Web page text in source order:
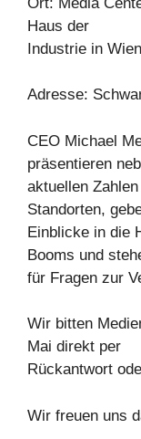
Haus der
Industrie in Wien
Adresse:
CEO Michael
präsentieren
aktuellen
Standorten,
Einblicke in die
Booms und
für Fragen zur
Wir bitten
Mai direkt per
Rückantwort
Wir freuen uns